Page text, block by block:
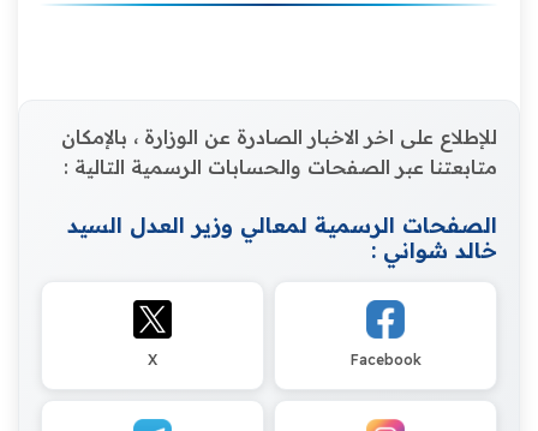
للإطلاع على اخر الاخبار الصادرة عن الوزارة ، بالإمكان
متابعتنا عبر الصفحات والحسابات الرسمية التالية :
الصفحات الرسمية لمعالي وزير العدل السيد
خالد شواني :
Facebook
X